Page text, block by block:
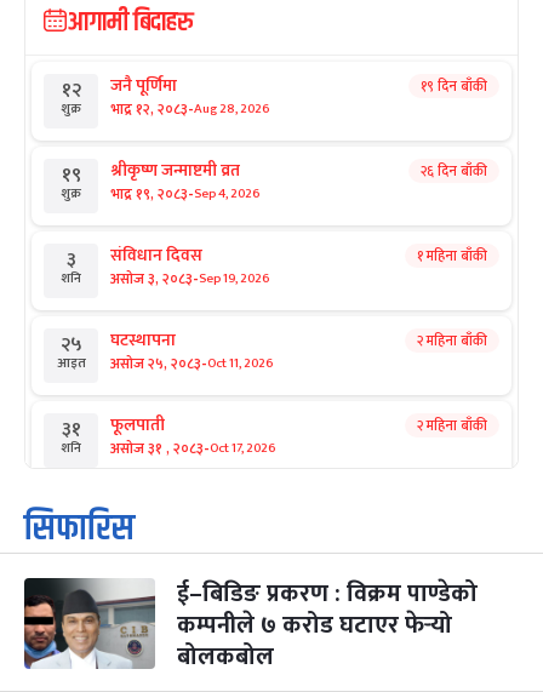
आगामी बिदाहरु
१२
शुक्र
जनै पूर्णिमा
भाद्र १२, २०८३-Aug 28, 2026
१९ दिन बाँकी
१९
शुक्र
श्रीकृष्ण जन्माष्टमी व्रत
भाद्र १९, २०८३-Sep 4, 2026
२६ दिन बाँकी
३
शनि
संविधान दिवस
असोज ३, २०८३-Sep 19, 2026
१ महिना बाँकी
२५
आइत
घटस्थापना
असोज २५, २०८३-Oct 11, 2026
२ महिना बाँकी
३१
शनि
फूलपाती
असोज ३१ , २०८३-Oct 17, 2026
२ महिना बाँकी
१
आइत
कार्तिक सङ्क्रान्ति
कार्तिक १, २०८३
३
मंगल
महानवमी
कार्तिक ३, २०८३-Oct 20, 2026
२ महिना बाँकी
४
सिफारिस
ई–बिडिङ प्रकरण : विक्रम पाण्डेको
कम्पनीले ७ करोड घटाएर फेर्‍यो
बोलकबोल